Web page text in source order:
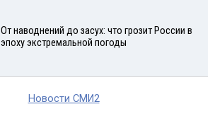
От наводнений до засух: что грозит России в
эпоху экстремальной погоды
Новости СМИ2